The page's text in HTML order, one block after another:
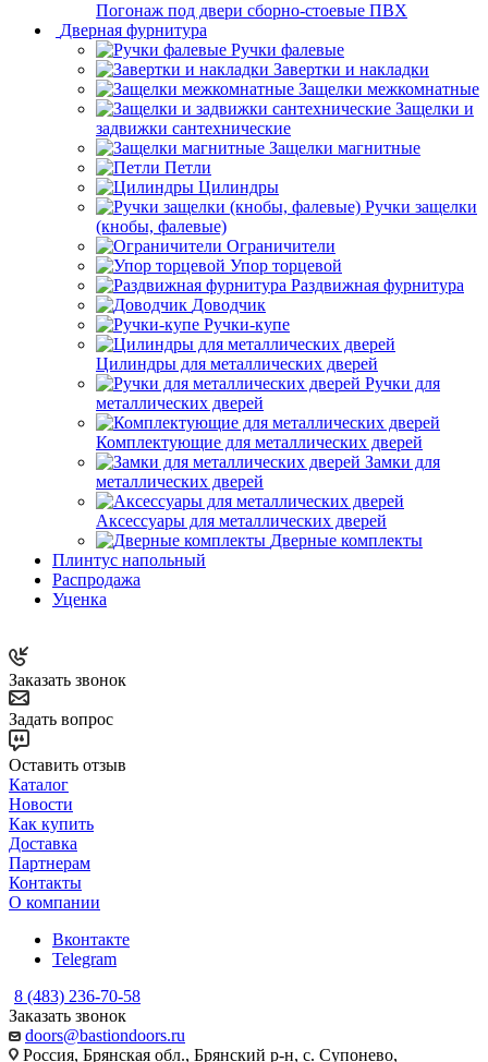
Погонаж под двери сборно-стоевые ПВХ
Дверная фурнитура
Ручки фалевые
Завертки и накладки
Защелки межкомнатные
Защелки и
задвижки сантехнические
Защелки магнитные
Петли
Цилиндры
Ручки защелки
(кнобы, фалевые)
Ограничители
Упор торцевой
Раздвижная фурнитура
Доводчик
Ручки-купе
Цилиндры для металлических дверей
Ручки для
металлических дверей
Комплектующие для металлических дверей
Замки для
металлических дверей
Аксессуары для металлических дверей
Дверные комплекты
Плинтус напольный
Распродажа
Уценка
Заказать звонок
Задать вопрос
Оставить отзыв
Каталог
Новости
Как купить
Доставка
Партнерам
Контакты
О компании
Вконтакте
Telegram
8 (483) 236-70-58
Заказать звонок
doors@bastiondoors.ru
Россия, Брянская обл., Брянский р-н, с. Супонево,